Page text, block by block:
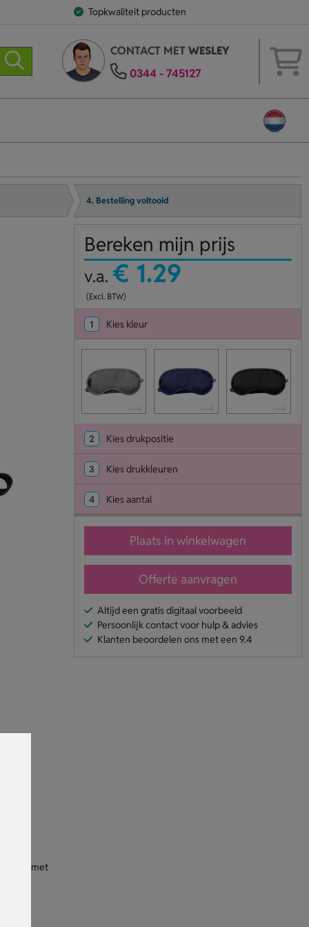
Topkwaliteit producten
CONTACT METWESLEY
0344 - 745127
4. Bestelling voltooid
met
Bereken mijn prijs
v.a. € 1.29
(Excl. BTW)
1 Kies kleur
2 Kies drukpositie
3 Kies drukkleuren
4 Kies aantal
Plaats in winkelwagen
Offerte aanvragen
Altijd een gratis digitaal voorbeeld
Persoonlijk contact voor hulp & advies
Klanten beoordelen ons met een 9.4